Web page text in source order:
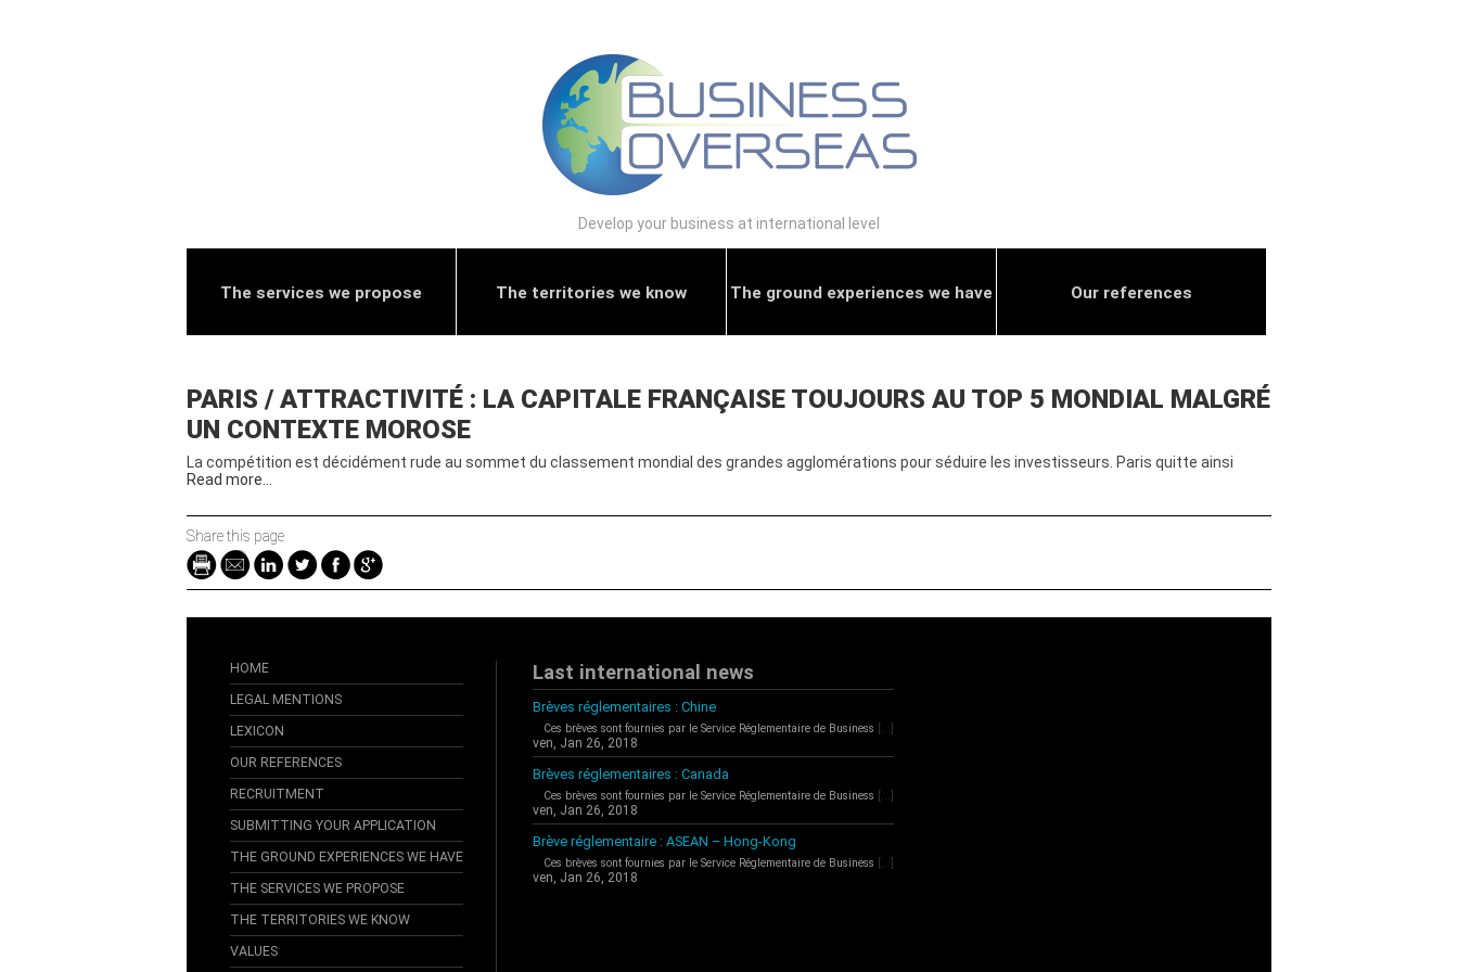
Develop your business at international level
The services we propose The territories we know The ground experiences we have Our references
PARIS / ATTRACTIVITÉ : LA CAPITALE FRANÇAISE TOUJOURS AU TOP 5 MONDIAL MALGRÉ
UN CONTEXTE MOROSE
La compétition est décidément rude au sommet du classement mondial des grandes agglomérations pour séduire les investisseurs. Paris quitte ainsi
Read more…
Share this page
HOME
LEGAL MENTIONS
LEXICON
OUR REFERENCES
RECRUITMENT
SUBMITTING YOUR APPLICATION
THE GROUND EXPERIENCES WE HAVE
THE SERVICES WE PROPOSE
THE TERRITORIES WE KNOW
VALUES
Last international news
Brèves réglementaires : Chine
Ces brèves sont fournies par le Service Réglementaire de Business [...]
ven, Jan 26, 2018
Brèves réglementaires : Canada
Ces brèves sont fournies par le Service Réglementaire de Business [...]
ven, Jan 26, 2018
Brève réglementaire : ASEAN – Hong-Kong
Ces brèves sont fournies par le Service Réglementaire de Business [...]
ven, Jan 26, 2018